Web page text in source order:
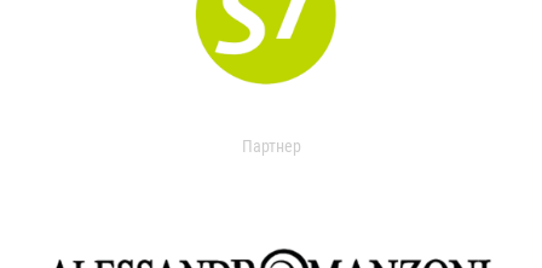
Партнер